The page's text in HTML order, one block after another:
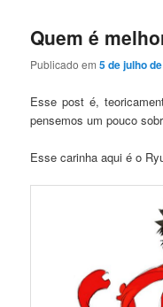
Quem é
Publicado em5 de julho
Esse post é,
pensemos um pouco
Esse carinha aqui é o